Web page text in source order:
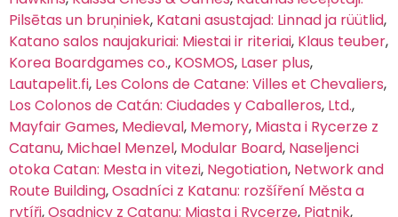
Pilsētas un bruņiniek, Katani asustajad: Linnad ja rüütlid,
Katano salos naujakuriai: Miestai ir riteriai, Klaus teuber,
Korea Boardgames co., KOSMOS, Laser plus,
Lautapelit.fi, Les Colons de Catane: Villes et Chevaliers,
Los Colonos de Catán: Ciudades y Caballeros, Ltd.,
Mayfair Games, Medieval, Memory, Miasta i Rycerze z
Catanu, Michael Menzel, Modular Board, Naseljenci
otoka Catan: Mesta in vitezi, Negotiation, Network and
Route Building,Osadníci z Katanu: rozšíření Města a
rytíři,Osadnicy z Catanu: Miasta i Rycerze, Piatnik,